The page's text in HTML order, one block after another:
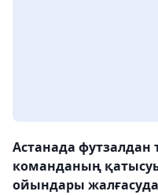
Астанада футзалдан
команданың
ойындары